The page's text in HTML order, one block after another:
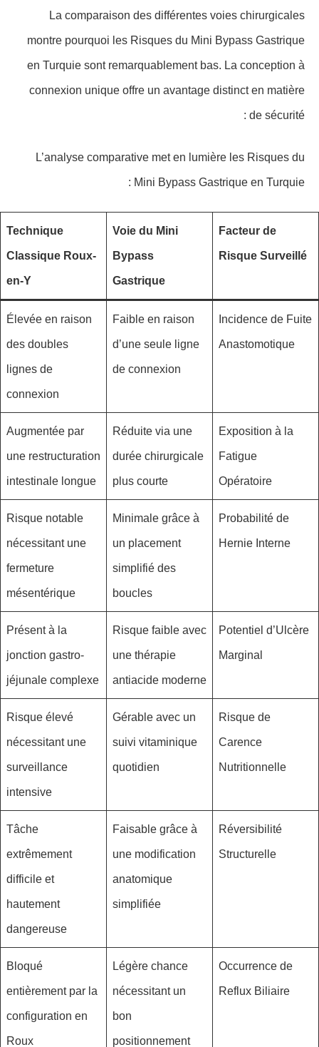
La comparaison des différentes voies chirurgicales
montre pourquoi les Risques du Mini Bypass Gastrique
en Turquie sont remarquablement bas. La conception à
connexion unique offre un avantage distinct en matière
de sécurité :
L’analyse comparative met en lumière les Risques du
Mini Bypass Gastrique en Turquie :
Facteur de
Risque Surveillé
Voie du Mini
Bypass
Gastrique
Technique
Classique Roux-
en-Y
Incidence de Fuite
Anastomotique
Faible en raison
d’une seule ligne
de connexion
Élevée en raison
des doubles
lignes de
connexion
Exposition à la
Fatigue
Opératoire
Réduite via une
durée chirurgicale
plus courte
Augmentée par
une restructuration
intestinale longue
Probabilité de
Hernie Interne
Minimale grâce à
un placement
simplifié des
boucles
Risque notable
nécessitant une
fermeture
mésentérique
Potentiel d’Ulcère
Marginal
Risque faible avec
une thérapie
antiacide moderne
Présent à la
jonction gastro-
jéjunale complexe
Risque de
Carence
Nutritionnelle
Gérable avec un
suivi vitaminique
quotidien
Risque élevé
nécessitant une
surveillance
intensive
Réversibilité
Structurelle
Faisable grâce à
une modification
anatomique
simplifiée
Tâche
extrêmement
difficile et
hautement
dangereuse
Occurrence de
Reflux Biliaire
Légère chance
nécessitant un
bon
positionnement
Bloqué
entièrement par la
configuration en
Roux